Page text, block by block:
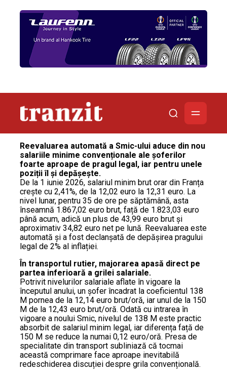
Reevaluarea automată a Smic-ului aduce din nou
salariile minime convenționale ale șoferilor
foarte aproape de pragul legal, iar pentru unele
poziții îl și depășește.
De la 1 iunie 2026, salariul minim brut orar din Franța
crește cu 2,41%, de la 12,02 euro la 12,31 euro. La
nivel lunar, pentru 35 de ore pe săptămână, asta
înseamnă 1.867,02 euro brut, față de 1.823,03 euro
până acum, adică un plus de 43,99 euro brut și
aproximativ 34,82 euro net pe lună. Reevaluarea este
automată și a fost declanșată de depășirea pragului
legal de 2% al inflației.
În transportul rutier, majorarea apasă direct pe
partea inferioară a grilei salariale.
Potrivit nivelurilor salariale aflate în vigoare la
începutul anului, un șofer încadrat la coeficientul 138
M pornea de la 12,14 euro brut/oră, iar unul de la 150
M de la 12,43 euro brut/oră. Odată cu intrarea în
vigoare a noului Smic, nivelul de 138 M este practic
absorbit de salariul minim legal, iar diferența față de
150 M se reduce la numai 0,12 euro/oră. Presa de
specialitate din transport subliniază că tocmai
această comprimare face aproape inevitabilă
redeschiderea discuției despre grila convențională.